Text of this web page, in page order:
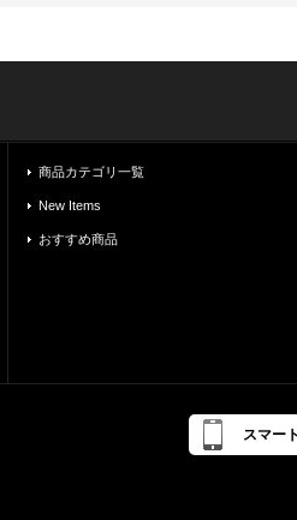
商品カテゴリ一覧
New Items
おすすめ商品
スマー